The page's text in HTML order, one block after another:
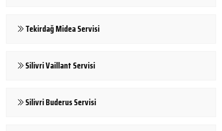
Tekirdağ Midea Servisi
Silivri Vaillant Servisi
Silivri Buderus Servisi